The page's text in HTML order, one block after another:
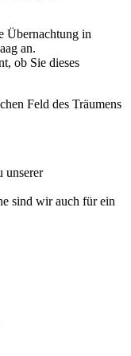
Übernachtung in
an.
ob Sie dieses
Feld des Träumens
unserer
sind wir auch für ein